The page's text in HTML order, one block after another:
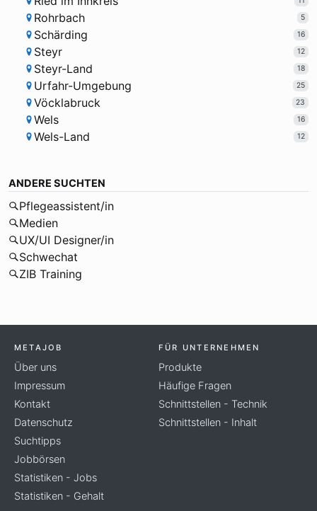
Rohrbach 5
Schärding 16
Steyr 12
Steyr-Land 18
Urfahr-Umgebung 25
Vöcklabruck 23
Wels 16
Wels-Land 12
ANDERE SUCHTEN
Pflegeassistent/in
Medien
UX/UI Designer/in
Schwechat
ZIB Training
METAJOB
Über uns
Impressum
Kontakt
Datenschutz
Suchtipps
Jobbörsen
Statistiken - Jobs
Statistiken - Gehalt
FÜR UNTERNEHMEN
Produkte
Häufige Fragen
Schnittstellen - Technik
Schnittstellen - Inhalt